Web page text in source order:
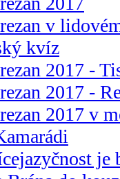
v
kvíz
2017 -
2017 -
2017 v
je